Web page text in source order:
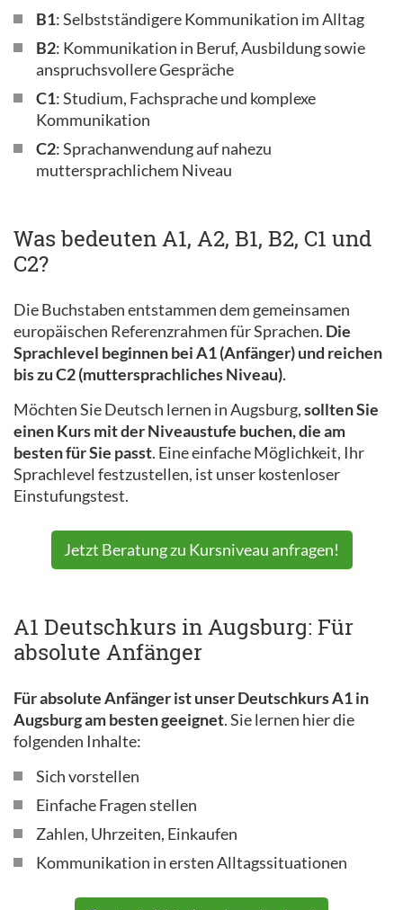
B1: Selbstständigere Kommunikation im Alltag
B2: Kommunikation in Beruf, Ausbildung sowie
anspruchsvollere Gespräche
C1: Studium, Fachsprache und komplexe
Kommunikation
C2: Sprachanwendung auf nahezu
muttersprachlichem Niveau
Was bedeuten A1, A2, B1, B2, C1 und
C2?
Die Buchstaben entstammen dem gemeinsamen
europäischen Referenzrahmen für Sprachen. Die
Sprachlevel beginnen bei A1 (Anfänger) und reichen
bis zu C2 (muttersprachliches Niveau).
Möchten Sie Deutsch lernen in Augsburg,sollten Sie
einen Kurs mit der Niveaustufe buchen, die am
besten für Sie passt. Eine einfache Möglichkeit, Ihr
Sprachlevel festzustellen, ist unser kostenloser
Einstufungstest.
Jetzt Beratung zu Kursniveau anfragen!
A1 Deutschkurs in Augsburg: Für
absolute Anfänger
Für absolute Anfänger ist unser Deutschkurs A1 in
Augsburg am besten geeignet. Sie lernen hier die
folgenden Inhalte:
Sich vorstellen
Einfache Fragen stellen
Zahlen, Uhrzeiten, Einkaufen
Kommunikation in ersten Alltagssituationen